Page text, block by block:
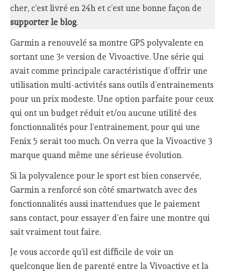
cher, c’est livré en 24h et c’est une bonne façon de
supporter le blog.
Garmin a renouvelé sa montre GPS polyvalente en
sortant une 3e version de Vivoactive. Une série qui
avait comme principale caractéristique d’offrir une
utilisation multi-activités sans outils d’entrainements
pour un prix modeste. Une option parfaite pour ceux
qui ont un budget réduit et/ou aucune utilité des
fonctionnalités pour l’entrainement, pour qui une
Fenix 5 serait too much. On verra que la Vivoactive 3
marque quand même une sérieuse évolution.
Si la polyvalence pour le sport est bien conservée,
Garmin a renforcé son côté smartwatch avec des
fonctionnalités aussi inattendues que le paiement
sans contact, pour essayer d’en faire une montre qui
sait vraiment tout faire.
Je vous accorde qu’il est difficile de voir un
quelconque lien de parenté entre la Vivoactive et la